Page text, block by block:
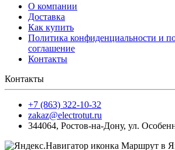
О компании
Доставка
Как купить
Политика конфиденциальности и
соглашение
Контакты
Контакты
+7 (863) 322-10-32
zakaz@electrotut.ru
344064, Ростов-на-Дону, ул.
Маршрут в